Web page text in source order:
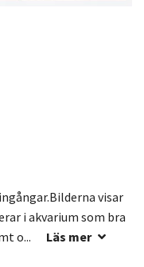
visar
i akvarium som bra
o...
Läs mer